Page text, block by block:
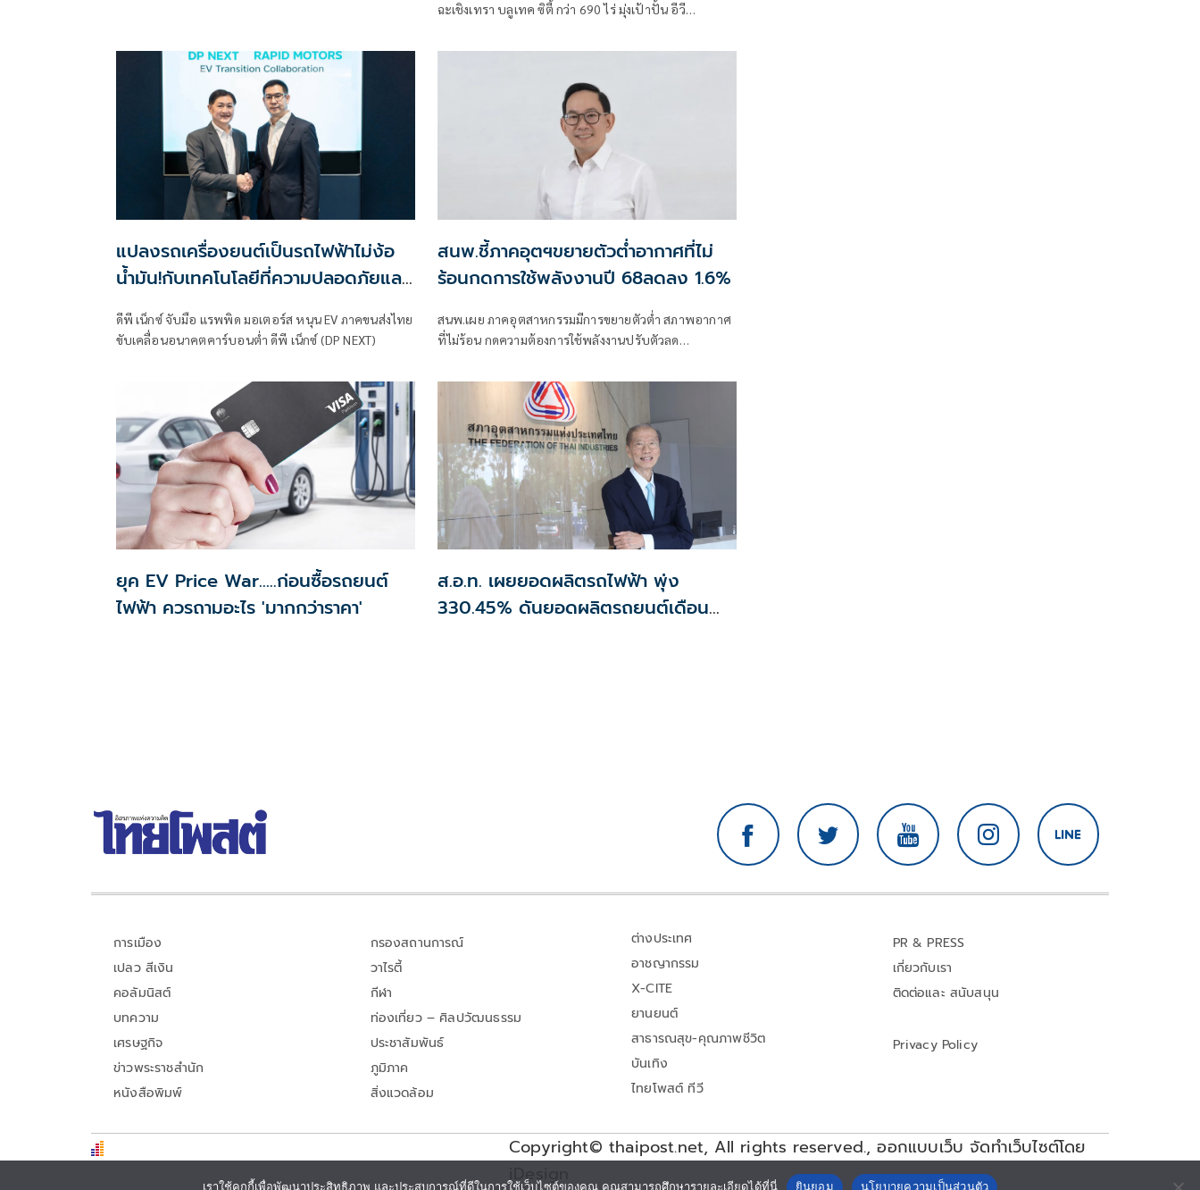
ฉะเชิงเทรา บลูเทค ซิตี้ กว่า 690 ไร่ มุ่งเป้าปั้น อีวี
ลงทุนกว่า 5,000 ล้านบาท
แปลงรถเครื่องยนต์เป็นรถไฟฟ้าไม่ง้อ
น้ำมัน!กับเทคโนโลยีที่ความปลอดภัยและ
ดีพี เน็กซ์ จับมือ แรพพิด มอเตอร์ส หนุน EV ภาคขนส่งไทย
ขับเคลื่อนอนาคตคาร์บอนตํ่า ดีพี เน็กซ์ (DP NEXT)
สนพ.ชี้ภาคอุตฯขยายตัวต่ำอากาศที่ไม่
ร้อนกดการใช้พลังงานปี 68ลดลง 1.6%
สนพ.เผย ภาคอุตสาหกรรมมีการขยายตัวต่ำ สภาพอากาศ
ที่ไม่ร้อน กดความต้องการใช้พลังงานปรับตัวลด
เที่ยวขยายตัว
ยุค EV Price War…..ก่อนซื้อรถยนต์
ไฟฟ้า ควรถามอะไร 'มากกว่าราคา'
ส.อ.ท. เผยยอดผลิตรถไฟฟ้า พุ่ง
330.45% ดันยอดผลิตรถยนต์เดือน
การเมือง
เปลว สีเงิน
คอลัมนิสต์
บทความ
เศรษฐกิจ
ข่าวพระราชสำนัก
หนังสือพิมพ์
กรองสถานการณ์
วาไรตี้
กีฬา
ท่องเที่ยว – ศิลปวัฒนธรรม
ประชาสัมพันธ์
ภูมิภาค
สิ่งแวดล้อม
ต่างประเทศ
อาชญากรรม
X-CITE
ยานยนต์
สาธารณสุข-คุณภาพชีวิต
บันเทิง
ไทยโพสต์ ทีวี
PR & PRESS
เกี่ยวกับเรา
ติดต่อและ สนับสนุน
Privacy Policy
Copyright© thaipost.net, All rights reserved.,ออกแบบเว็บ จัดทำเว็บไซต์โดย
iDesign
เราใช้คุกกี้เพื่อพัฒนาประสิทธิภาพ และประสบการณ์ที่ดีในการใช้เว็บไซต์ของคุณ คุณสามารถศึกษารายละเอียดได้ที่นี่ ยินยอม นโยบายความเป็นส่วนตัว